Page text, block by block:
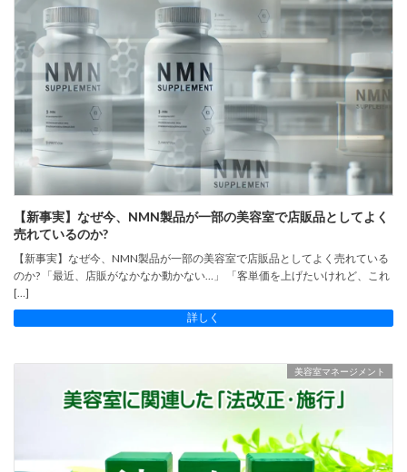
【新事実】なぜ今、NMN製品が一部の美容室で店販品としてよく
売れているのか?
【新事実】なぜ今、NMN製品が一部の美容室で店販品としてよく売れている
のか? 「最近、店販がなかなか動かない…」 「客単価を上げたいけれど、これ
[…]
詳しく
美容室マネージメント